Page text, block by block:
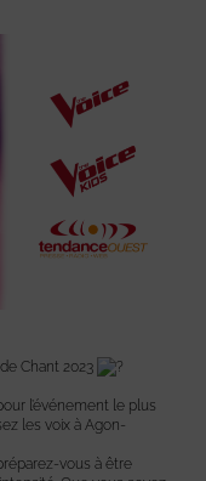
Chant 2023
l’événement le plus
les voix à Agon-
vous à être